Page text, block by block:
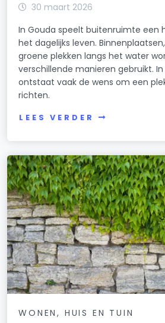
30 maart 2026
In Gouda speelt buitenruimte een
het dagelijks leven.
groene plekken langs het water
verschillende manieren gebruikt.
ontstaat vaak de wens om een
richten.
LEES VERDER
WONEN, HUIS EN TUIN